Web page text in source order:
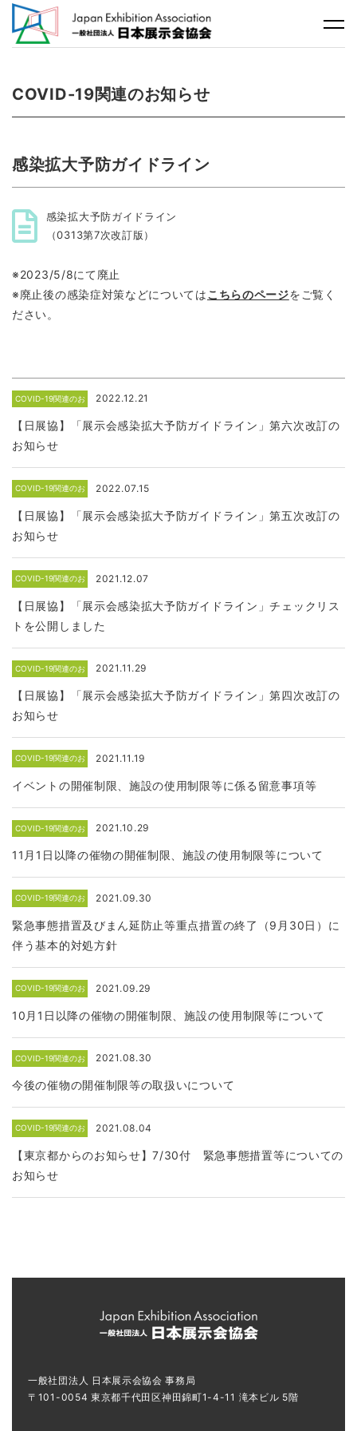
COVID-19関連のお知らせ
感染拡大予防ガイドライン
感染拡大予防ガイドライン
（0313第7次改訂版）
※2023/5/8にて廃止
※廃止後の感染症対策などについてはこちらのページをご覧く
ださい。
COVID-19関連のお
2022.12.21
【日展協】「展示会感染拡大予防ガイドライン」第六次改訂の
お知らせ
COVID-19関連のお
2022.07.15
【日展協】「展示会感染拡大予防ガイドライン」第五次改訂の
お知らせ
COVID-19関連のお
2021.12.07
【日展協】「展示会感染拡大予防ガイドライン」チェックリス
トを公開しました
COVID-19関連のお
2021.11.29
【日展協】「展示会感染拡大予防ガイドライン」第四次改訂の
お知らせ
COVID-19関連のお
2021.11.19
イベントの開催制限、施設の使用制限等に係る留意事項等
COVID-19関連のお
2021.10.29
11月1日以降の催物の開催制限、施設の使用制限等について
COVID-19関連のお
2021.09.30
緊急事態措置及びまん延防止等重点措置の終了（9月30日）に
伴う基本的対処方針
COVID-19関連のお
2021.09.29
10月1日以降の催物の開催制限、施設の使用制限等について
COVID-19関連のお
2021.08.30
今後の催物の開催制限等の取扱いについて
COVID-19関連のお
2021.08.04
【東京都からのお知らせ】7/30付 緊急事態措置等についての
お知らせ
一般社団法人 日本展示会協会 事務局
〒101-0054 東京都千代田区神田錦町1-4-11 滝本ビル 5階